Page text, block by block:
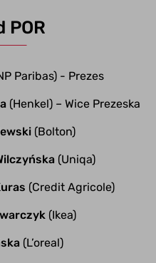
POR
Paribas) ​- Prezes​
(Henkel) – Wice Prezeska​
(Bolton)
(Uniqa)
(Credit Agricole)​
(Ikea) ​
(L’oreal)